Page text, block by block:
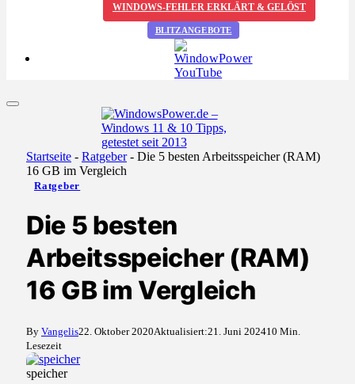
WINDOWS-FEHLER ERKLÄRT & GELÖST
BLITZANGEBOTE
Startseite - Ratgeber- Die 5 besten Arbeitsspeicher (RAM)
16 GB im Vergleich
Ratgeber
Die 5 besten
Arbeitsspeicher (RAM)
16 GB im Vergleich
By Vangelis22. Oktober 2020Aktualisiert:21. Juni 202410 Min.
Lesezeit
speicher